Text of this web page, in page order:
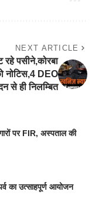
NEXT ARTICLE
पसीने,कोरबा
नोटिस,4 DEO
से ही निलम्बित
पर FIR, अस्पताल की
का उत्साहपूर्ण आयोजन